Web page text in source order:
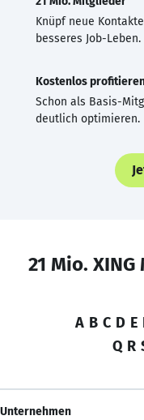
Knüpf neue
besseres Job-Leben.
Kostenlos
Schon als Basis-
deutlich optimieren.
21 Mio.
A B C D E
Q R
Unternehmen